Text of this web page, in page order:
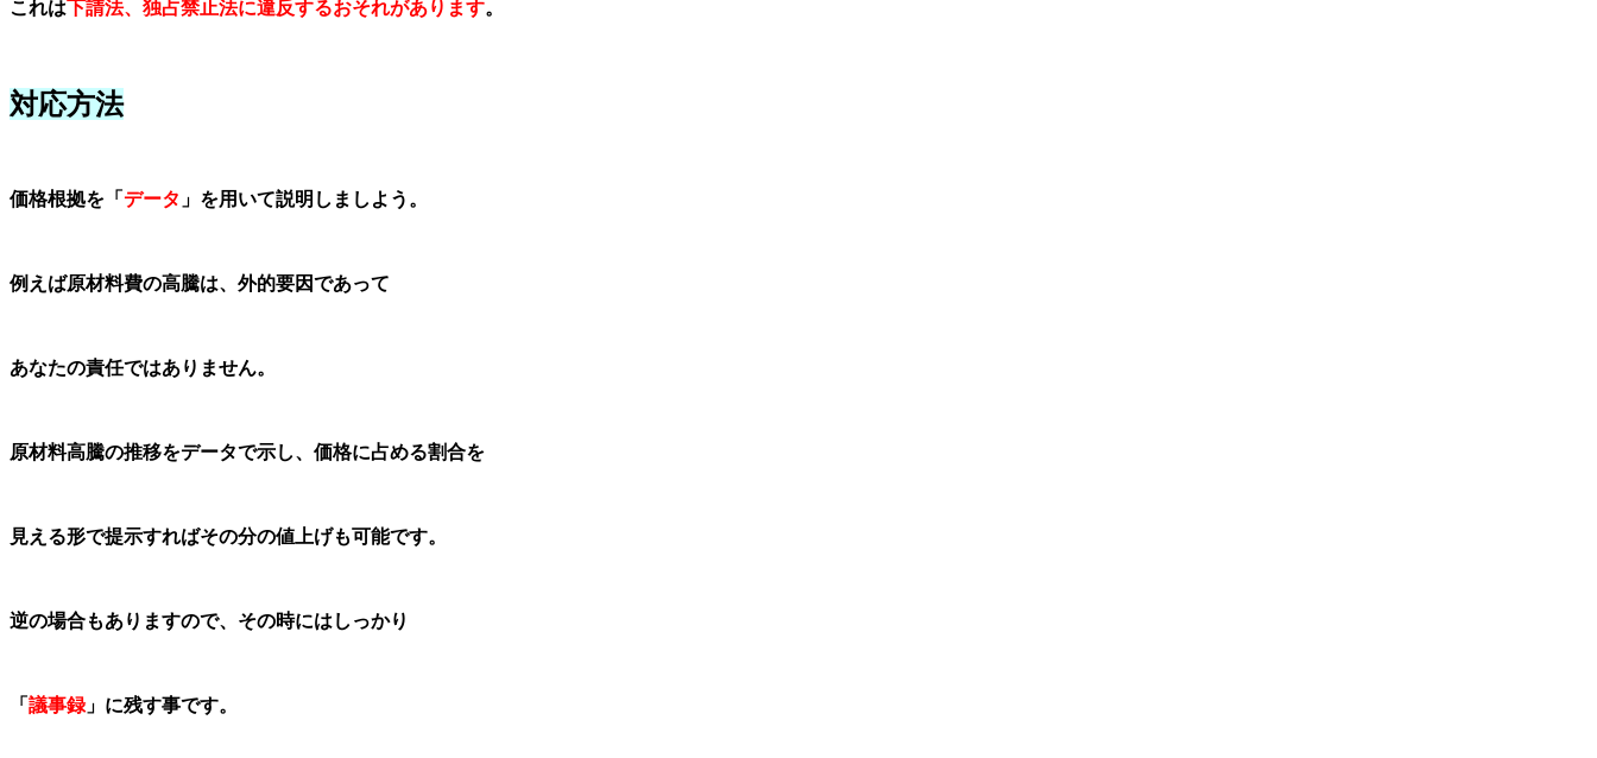
これは下請法、独占禁止法に違反するおそれがあります。
対応方法
価格根拠を「 データ 」を用いて説明しましよう。
例えば原材料費の高騰は、外的要因であって
あなたの責任ではありません。
原材料高騰の推移をデータで示し、価格に占める割合を
見える形で提示すればその分の値上げも可能です。
逆の場合もありますので、その時にはしっかり
「 議事録」に残す事です。